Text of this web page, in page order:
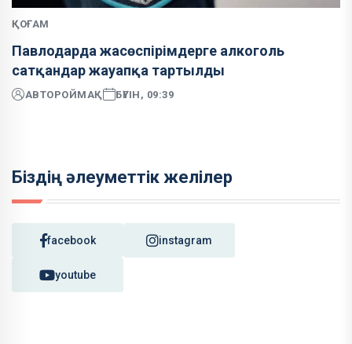
ҚОҒАМ
Павлодарда жасөспірімдерге алкоголь
сатқандар жауапқа тартылды
АВТОРОЙМАҚ БҮГІН, 09:39
Біздің әлеуметтік желілер
facebook instagram
youtube